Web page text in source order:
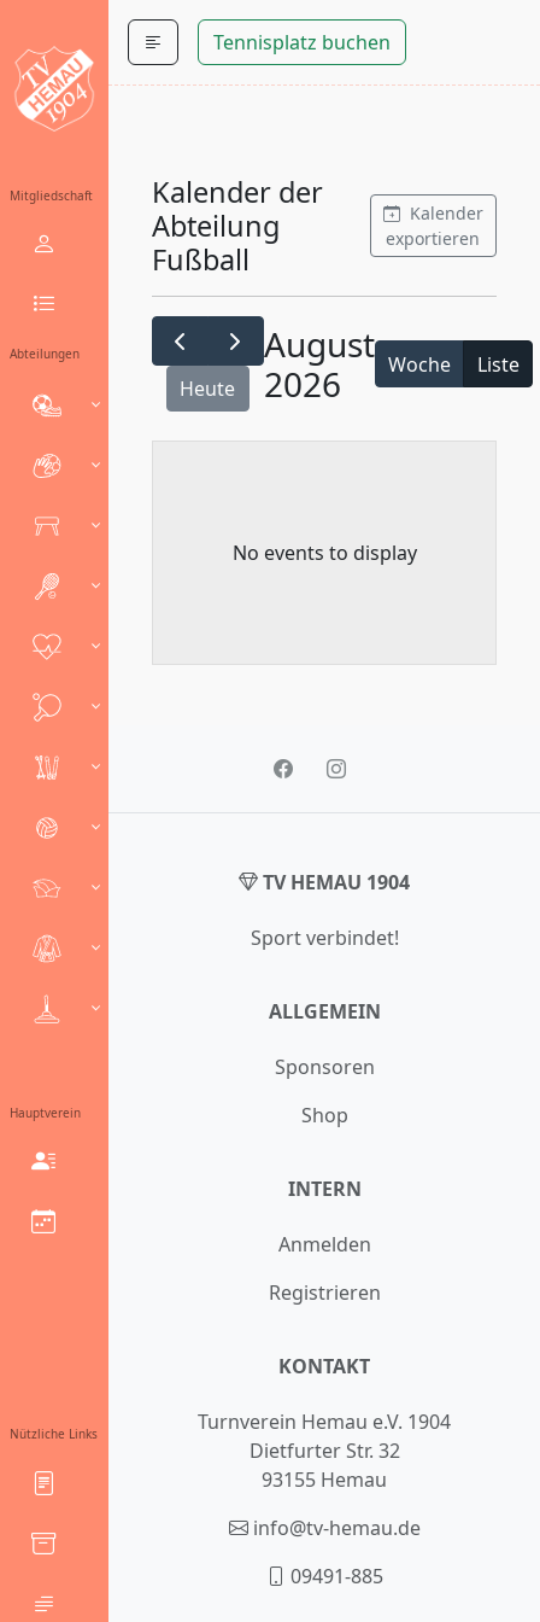
Mitgliedschaft
Abteilungen
Hauptverein
Nützliche Links
Tennisplatz buchen
Kalender der
Abteilung
Fußball
Kalender
exportieren
Heute
August
2026
Woche Liste
No events to display
TV HEMAU 1904
Sport verbindet!
ALLGEMEIN
Sponsoren
Shop
INTERN
Anmelden
Registrieren
KONTAKT
Turnverein Hemau e.V. 1904
Dietfurter Str. 32
93155 Hemau
info@tv-hemau.de
09491-885